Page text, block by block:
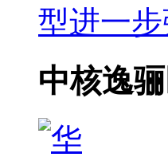
型进一
中核逸